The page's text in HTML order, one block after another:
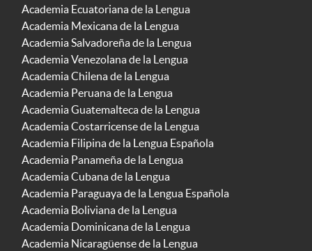
Academia Ecuatoriana de la Lengua
Academia Mexicana de la Lengua
Academia Salvadoreña de la Lengua
Academia Venezolana de la Lengua
Academia Chilena de la Lengua
Academia Peruana de la Lengua
Academia Guatemalteca de la Lengua
Academia Costarricense de la Lengua
Academia Filipina de la Lengua Española
Academia Panameña de la Lengua
Academia Cubana de la Lengua
Academia Paraguaya de la Lengua Española
Academia Boliviana de la Lengua
Academia Dominicana de la Lengua
Academia Nicaragüense de la Lengua